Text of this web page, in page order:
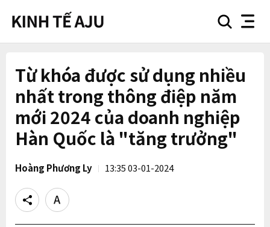
searchnav
Từ khóa được sử dụng nhiều
nhất trong thông điệp năm
mới 2024 của doanh nghiệp
Hàn Quốc là "tăng trưởng"
Hoàng Phương Ly 13:35 03-01-2024
Share
Text
size